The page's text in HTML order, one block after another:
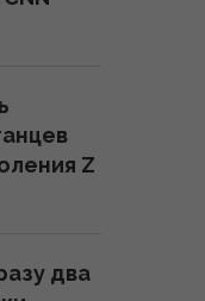
Z
два